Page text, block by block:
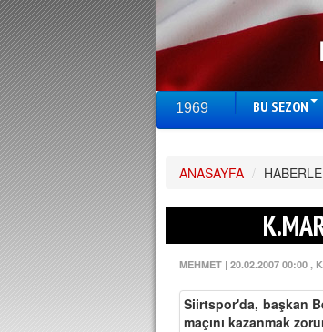
1969 BU SEZON
ANASAYFA /
MEHMET | 20.02.2007 00:00 ,
Siirtspor'da, başkan
maçını kazanmak